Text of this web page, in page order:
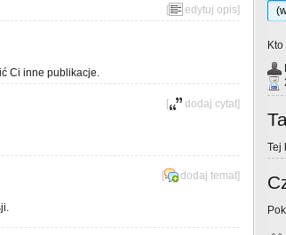
[
edytuj opis]
Ci inne publikacje.
[ dodaj cytat]
[ dodaj temat]
Tej